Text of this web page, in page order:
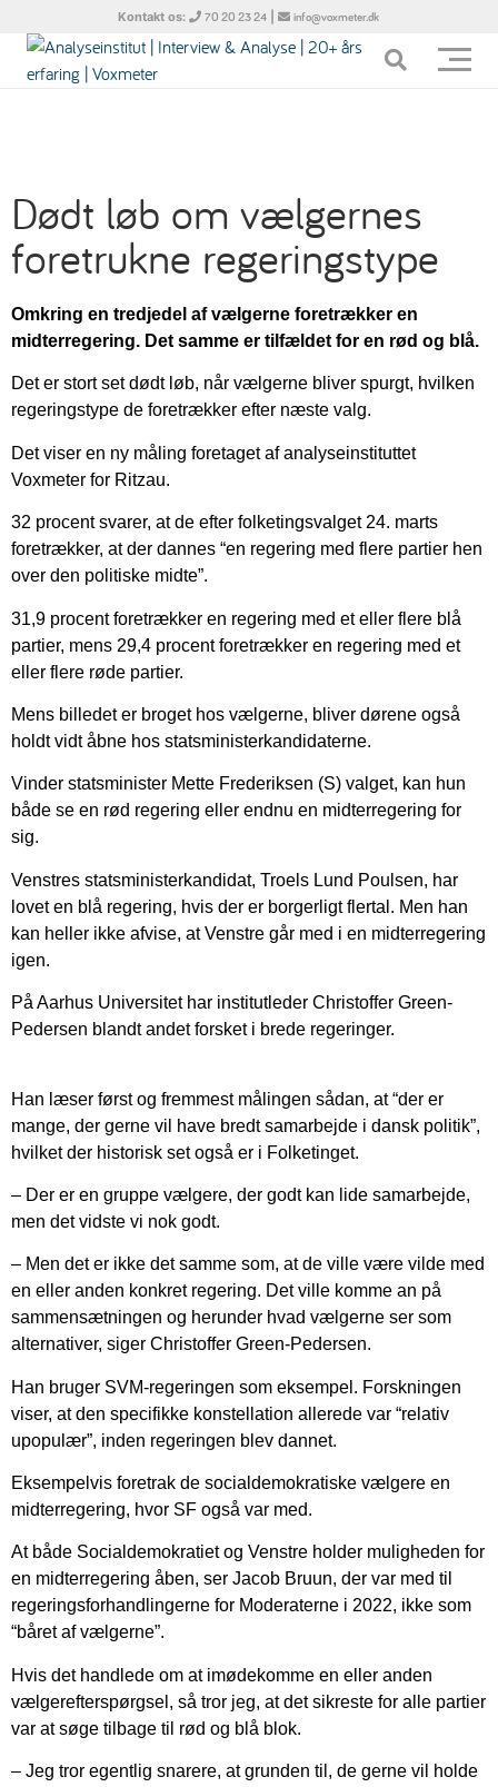
Kontakt os: 70 20 23 24 | info@voxmeter.dk
Dødt løb om vælgernes
foretrukne regeringstype
Omkring en tredjedel af vælgerne foretrækker en
midterregering. Det samme er tilfældet for en rød og blå.
Det er stort set dødt løb, når vælgerne bliver spurgt, hvilken
regeringstype de foretrækker efter næste valg.
Det viser en ny måling foretaget af analyseinstituttet
Voxmeter for Ritzau.
32 procent svarer, at de efter folketingsvalget 24. marts
foretrækker, at der dannes “en regering med flere partier hen
over den politiske midte”.
31,9 procent foretrækker en regering med et eller flere blå
partier, mens 29,4 procent foretrækker en regering med et
eller flere røde partier.
Mens billedet er broget hos vælgerne, bliver dørene også
holdt vidt åbne hos statsministerkandidaterne.
Vinder statsminister Mette Frederiksen (S) valget, kan hun
både se en rød regering eller endnu en midterregering for
sig.
Venstres statsministerkandidat, Troels Lund Poulsen, har
lovet en blå regering, hvis der er borgerligt flertal. Men han
kan heller ikke afvise, at Venstre går med i en midterregering
igen.
På Aarhus Universitet har institutleder Christoffer Green-
Pedersen blandt andet forsket i brede regeringer.
Han læser først og fremmest målingen sådan, at “der er
mange, der gerne vil have bredt samarbejde i dansk politik”,
hvilket der historisk set også er i Folketinget.
– Der er en gruppe vælgere, der godt kan lide samarbejde,
men det vidste vi nok godt.
– Men det er ikke det samme som, at de ville være vilde med
en eller anden konkret regering. Det ville komme an på
sammensætningen og herunder hvad vælgerne ser som
alternativer, siger Christoffer Green-Pedersen.
Han bruger SVM-regeringen som eksempel. Forskningen
viser, at den specifikke konstellation allerede var “relativ
upopulær”, inden regeringen blev dannet.
Eksempelvis foretrak de socialdemokratiske vælgere en
midterregering, hvor SF også var med.
At både Socialdemokratiet og Venstre holder muligheden for
en midterregering åben, ser Jacob Bruun, der var med til
regeringsforhandlingerne for Moderaterne i 2022, ikke som
“båret af vælgerne”.
Hvis det handlede om at imødekomme en eller anden
vælgerefterspørgsel, så tror jeg, at det sikreste for alle partier
var at søge tilbage til rød og blå blok.
– Jeg tror egentlig snarere, at grunden til, de gerne vil holde